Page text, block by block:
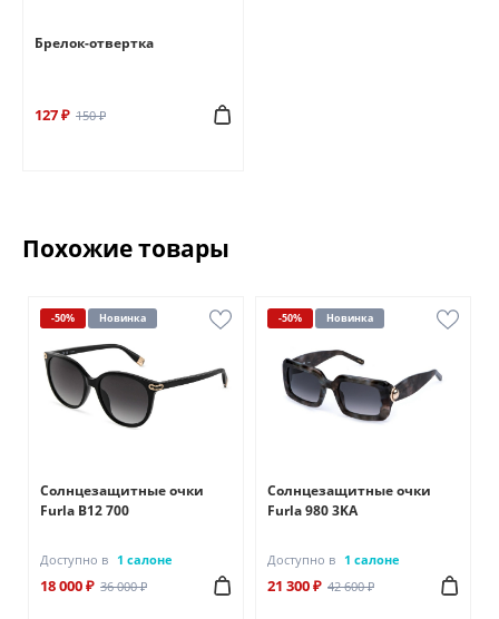
Брелок-отвертка
127 ₽ 150 ₽
Похожие товары
-50% Новинка
Солнцезащитные очки
Furla B12 700
Доступно в 1 салоне
18 000 ₽ 36 000 ₽
-50% Новинка
Солнцезащитные очки
Furla 980 3KA
Доступно в 1 салоне
21 300 ₽ 42 600 ₽